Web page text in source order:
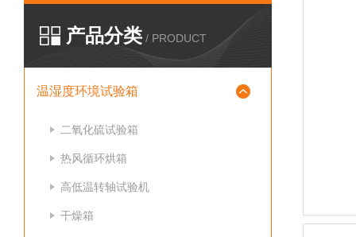
产品分类 / PRODUCT
温湿度环境试验箱
二氧化硫试验箱
热风循环烘箱
高低温转轴试验机
干燥箱